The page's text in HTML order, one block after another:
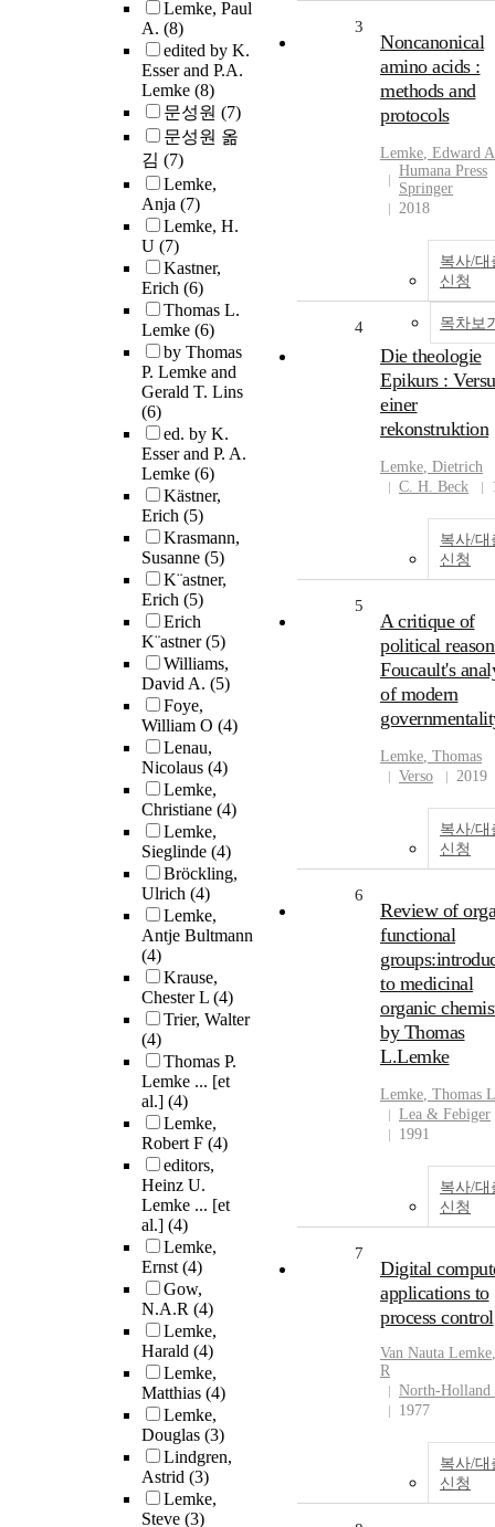
Lemke, Paul
A. (8)
edited by K.
Esser and P.A.
Lemke (8)
문성원 (7)
문성원 옮
김 (7)
Lemke,
Anja (7)
Lemke, H.
U (7)
Kastner,
Erich (6)
Thomas L.
Lemke (6)
by Thomas
P. Lemke and
Gerald T. Lins
(6)
ed. by K.
Esser and P. A.
Lemke (6)
Kästner,
Erich (5)
Krasmann,
Susanne (5)
K¨astner,
Erich (5)
Erich
K¨astner(5)
Williams,
David A. (5)
Foye,
William O (4)
Lenau,
Nicolaus (4)
Lemke,
Christiane (4)
Lemke,
Sieglinde (4)
Bröckling,
Ulrich (4)
Lemke,
Antje Bultmann
(4)
Krause,
Chester L (4)
Trier, Walter
(4)
Thomas P.
Lemke ... [et
al.] (4)
Lemke,
Robert F (4)
editors,
Heinz U.
Lemke ... [et
al.] (4)
Lemke,
Ernst(4)
Gow,
N.A.R (4)
Lemke,
Harald (4)
Lemke,
Matthias (4)
Lemke,
Douglas (3)
Lindgren,
Astrid (3)
Lemke,
Steve (3)
3
Noncanonical
amino acids :
methods and
protocols
Lemke, Edward
Humana Press
Springer
2018
복사/대
신청
목차보
4
Die theologie
Epikurs :
einer
rekonstruktion
Lemke, Dietrich
C. H. Beck
복사/대
신청
5
A critique of
political
Foucault's
of modern
Lemke, Thomas
Verso
2019
복사/대
신청
6
Review of
functional
to medicinal
organic
by Thomas
L.Lemke
Lemke, Thomas L
Lea & Febiger
1991
복사/대
신청
7
Digital
applications to
process control
Van Nauta Lemke
R
North-Holland
1977
복사/대
신청